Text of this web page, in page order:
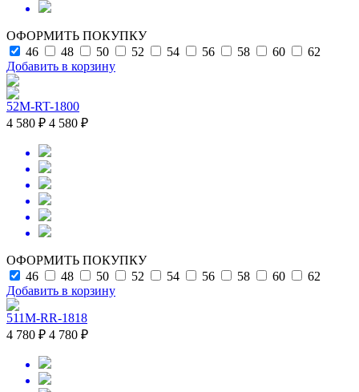
ОФОРМИТЬ ПОКУПКУ
46
48 50 52 54 56 58 60
62
Добавить в корзину
52M-RT-1800
4 580 ₽ 4 580 ₽
ОФОРМИТЬ ПОКУПКУ
46
48 50 52 54 56 58 60
62
Добавить в корзину
511M-RR-1818
4 780 ₽ 4 780 ₽